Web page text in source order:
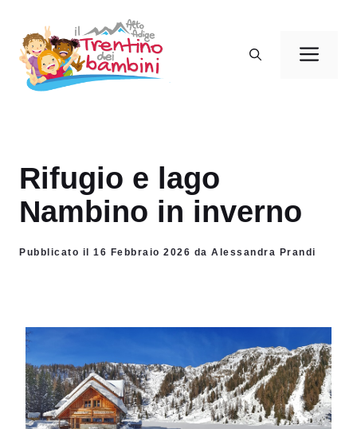
contenuto
Rifugio e lago
Nambino in inverno
Pubblicato il 16 Febbraio 2026 da Alessandra Prandi